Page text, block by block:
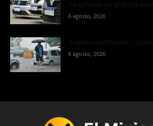
6 agosto, 2026
6 agosto, 2026